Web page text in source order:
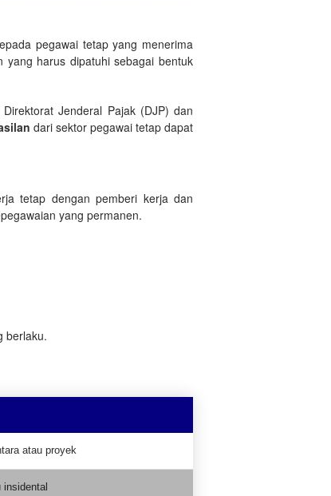
pegawai tetap yang menerima
yang harus dipatuhi sebagai bentuk
Jenderal Pajak (DJP) dan
dari sektor pegawai tetap dapat
tetap dengan pemberi kerja dan
yang permanen.
berlaku.
atau proyek